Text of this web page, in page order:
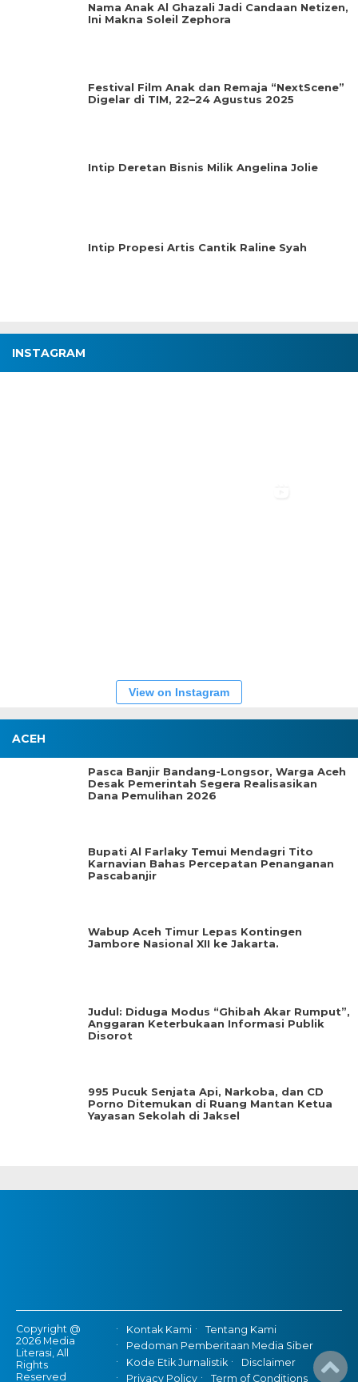
Nama Anak Al Ghazali Jadi Candaan Netizen,
Ini Makna Soleil Zephora
Festival Film Anak dan Remaja “NextScene”
Digelar di TIM, 22–24 Agustus 2025
Intip Deretan Bisnis Milik Angelina Jolie
Intip Propesi Artis Cantik Raline Syah
INSTAGRAM
View on Instagram
ACEH
Pasca Banjir Bandang-Longsor, Warga Aceh
Desak Pemerintah Segera Realisasikan
Dana Pemulihan 2026
Bupati Al Farlaky Temui Mendagri Tito
Karnavian Bahas Percepatan Penanganan
Pascabanjir
Wabup Aceh Timur Lepas Kontingen
Jambore Nasional XII ke Jakarta.
Judul: Diduga Modus “Ghibah Akar Rumput”,
Anggaran Keterbukaan Informasi Publik
Disorot
995 Pucuk Senjata Api, Narkoba, dan CD
Porno Ditemukan di Ruang Mantan Ketua
Yayasan Sekolah di Jaksel
Copyright @
2026 Media
Literasi, All
Rights
Reserved
Kontak Kami
Tentang Kami
Pedoman Pemberitaan Media Siber
Kode Etik Jurnalistik
Disclaimer
Privacy Policy
Term of Conditions